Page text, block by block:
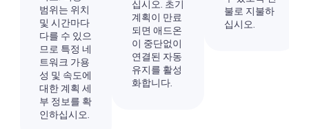
범위는 위치
및 시간마다
다를 수 있으
므로 특정 네
트워크 가용
성 및 속도에
대한 계획 세
부 정보를 확
인하십시오.
십시오. 초기
계획이 만료
되면 애드온
이 중단없이
연결된 자동
유지를 활성
화합니다.
불로 지불하
십시오.